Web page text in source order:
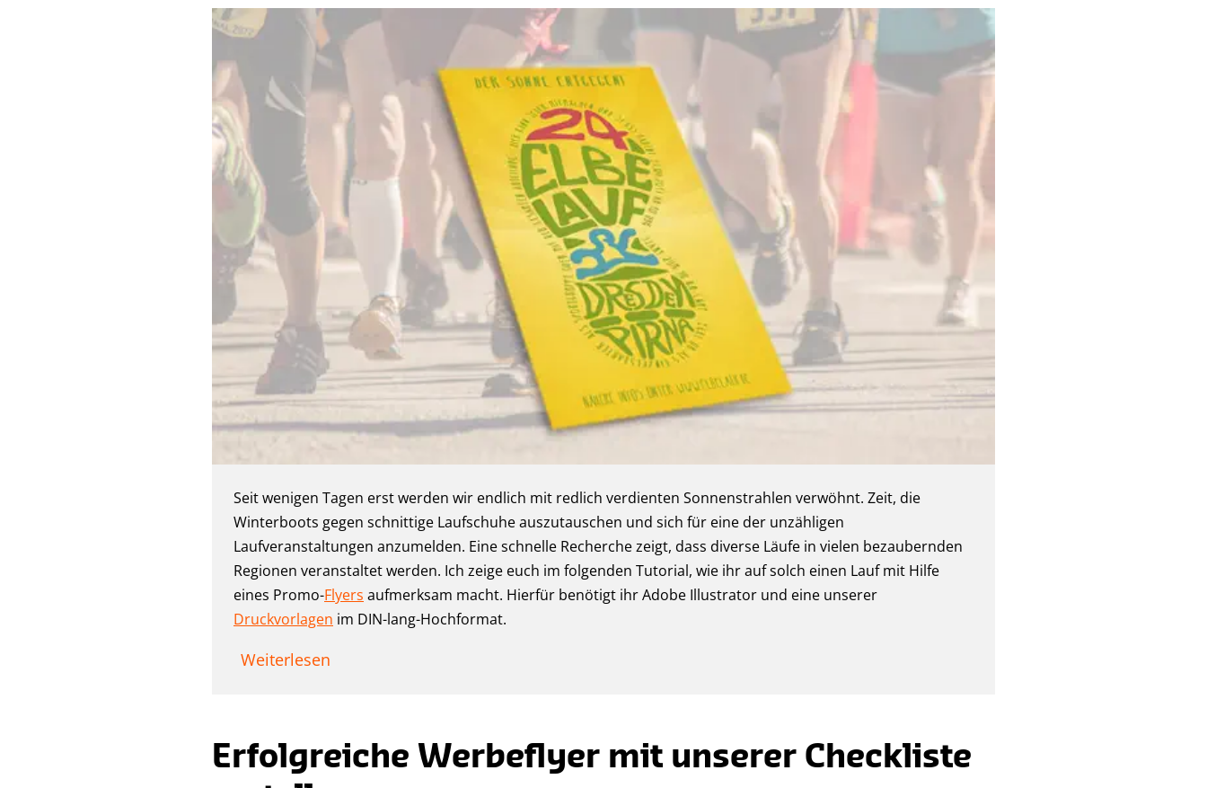
Seit wenigen Tagen erst werden wir endlich mit redlich verdienten Sonnenstrahlen verwöhnt. Zeit, die
Winterboots gegen schnittige Laufschuhe auszutauschen und sich für eine der unzähligen
Laufveranstaltungen anzumelden. Eine schnelle Recherche zeigt, dass diverse Läufe in vielen bezaubernden
Regionen veranstaltet werden. Ich zeige euch im folgenden Tutorial, wie ihr auf solch einen Lauf mit Hilfe
eines Promo-Flyers aufmerksam macht. Hierfür benötigt ihr Adobe Illustrator und eine unserer
Druckvorlagen im DIN-lang-Hochformat.
Weiterlesen
Erfolgreiche Werbeflyer mit unserer Checkliste